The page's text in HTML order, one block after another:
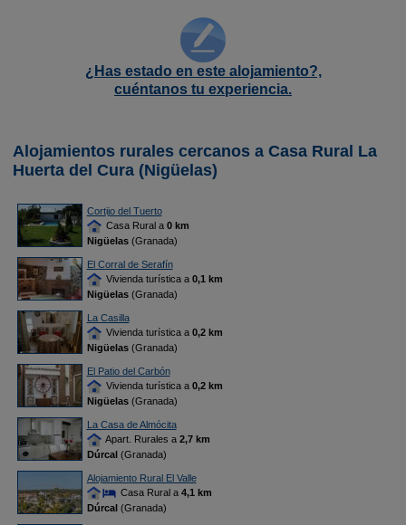
¿Has estado en este alojamiento?,
cuéntanos tu experiencia.
Alojamientos rurales cercanos a Casa Rural La
Huerta del Cura (Nigüelas)
Cortijo del Tuerto
Casa Rural a 0 km
Nigüelas(Granada)
El Corral de Serafín
Vivienda turística a 0,1 km
Nigüelas(Granada)
La Casilla
Vivienda turística a 0,2 km
Nigüelas(Granada)
El Patio del Carbón
Vivienda turística a 0,2 km
Nigüelas(Granada)
La Casa de Almócita
Apart. Rurales a 2,7 km
Dúrcal(Granada)
Alojamiento Rural El Valle
Casa Rural a 4,1 km
Dúrcal(Granada)